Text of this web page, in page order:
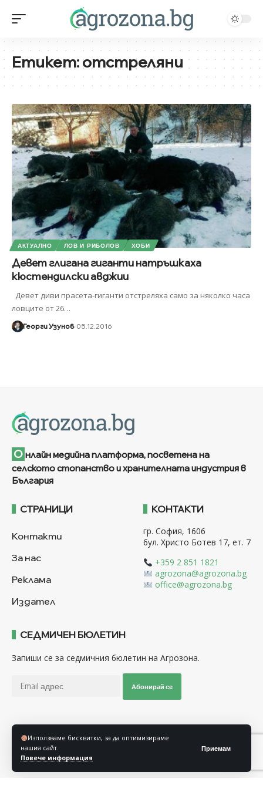
Използваме бисквитки, за да оптимизираме
нашия сайт.
Повече информация
Приемам
Етикет:отстреляни
АКТУАЛНО ЛОВ И РИБОЛОВ ХОБИ
Девет глигана гиганти натръшкаха
кюстендилски авджии
Девет диви прасета-гиганти отстреляха само за няколко часа
ловците от 26…
Георги Узунов 05.12.2016
О нлайн медийна платформа, посветена на
селското стопанство и хранителната индустрия в
България
СТРАНИЦИ
Контакти
За нас
Реклама
Издател
КОНТАКТИ
гр. София, 1606
бул. Христо Ботев 17, ет. 7
+359 2 851 1821
agrozona@agrozona.bg
office@agrozona.bg
СЕДМИЧЕН БЮЛЕТИН
Запиши се за седмичния бюлетин на Агрозона.
Абонирай се
Последвайте ни